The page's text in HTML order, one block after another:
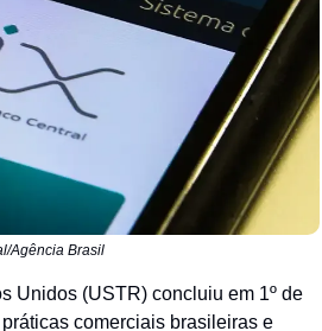
Agência Brasil
Unidos (USTR) concluiu em 1º de
comerciais brasileiras e